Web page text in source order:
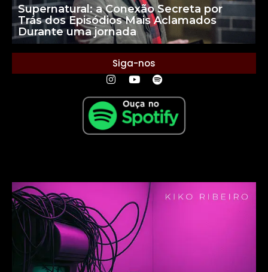
Supernatural: a Conexão Secreta por
Trás dos Episódios Mais Aclamados
Durante uma jornada
Siga-nos